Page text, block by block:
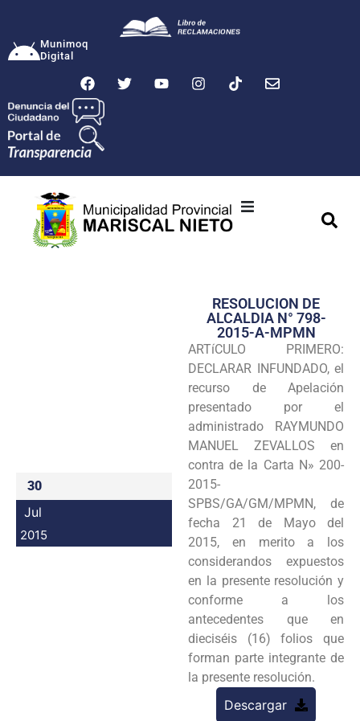
Munimoq
Digital
Transparencia
Seguridad
Programas
Intranet
30
Jul
2015
RESOLUCION DE
ALCALDIA N° 798-
2015-A-MPMN
ARTíCULO PRIMERO:
DECLARAR INFUNDADO, el
recurso de Apelación
presentado por el
administrado RAYMUNDO
MANUEL ZEVALLOS en
contra de la Carta N» 200-
2015-
SPBS/GA/GM/MPMN, de
fecha 21 de Mayo del
2015, en merito a los
considerandos expuestos
en la presente resolución y
conforme a los
antecedentes que en
dieciséis (16) folios que
forman parte integrante de
la presente resolución.
Descargar